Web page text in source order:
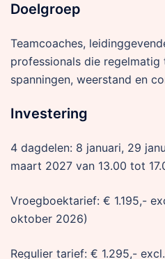
Doelgroep
Teamcoaches,
professionals die regelmatig
spanningen, weerstand en
Investering
4 dagdelen: 8 januari, 29
maart 2027 van 13.00 tot
Vroegboektarief: € 1.195,-
oktober 2026)
Regulier tarief: € 1.295,-